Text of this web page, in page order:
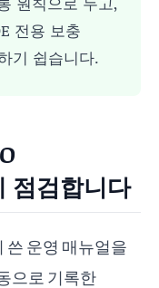
전용 보충
기 쉽습니다.
점검합니다
쓴 운영 매뉴얼을
으로 기록한